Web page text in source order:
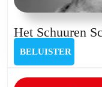
Het Schuuren
BELUISTER